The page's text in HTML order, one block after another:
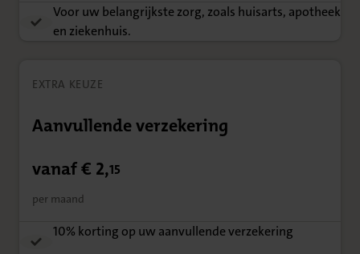
Voor uw belangrijkste zorg, zoals huisarts, apotheek
en ziekenhuis.
EXTRA KEUZE
Aanvullende verzekering
vanaf € 2,15
per maand
10% korting op uw aanvullende verzekering